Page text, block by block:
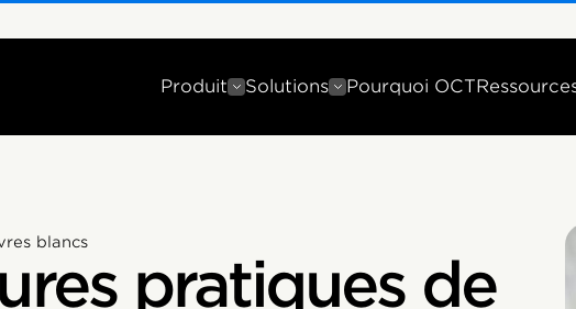
Produit Solutions Pourquoi OCT
blancs
pratiques de